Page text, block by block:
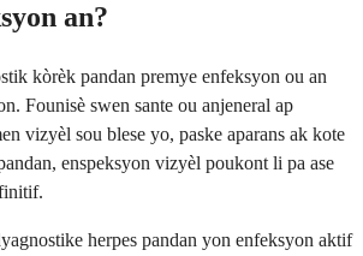
an?
kòrèk pandan premye enfeksyon ou an
Founisè swen sante ou anjeneral ap
vizyèl sou blese yo, paske aparans ak kote
enspeksyon vizyèl poukont li pa ase
herpes pandan yon enfeksyon aktif